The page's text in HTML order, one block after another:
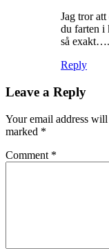
Jag tror
du farten i
så exakt….
Reply
Leave a Reply
Your email address
marked *
Comment *